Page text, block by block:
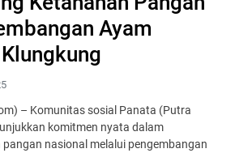
Ayam
– Komunitas sosial Panata (Putra
komitmen nyata dalam
nasional melalui pengembangan